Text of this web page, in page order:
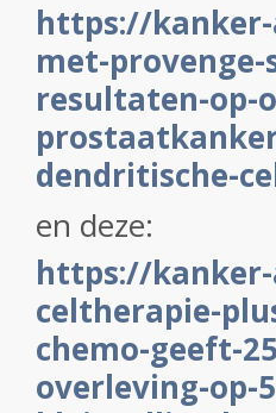
https://
met-
resultaten-op-
dendritische-
en deze:
https://
celtherapie-
chemo-geeft-
overleving-op-